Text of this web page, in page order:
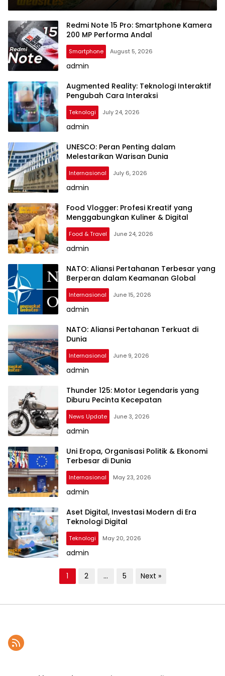
Redmi Note 15 Pro: Smartphone Kamera
200 MP Performa Andal
Smartphone August 5, 2026
admin
Augmented Reality: Teknologi Interaktif
Pengubah Cara Interaksi
Teknologi July 24, 2026
admin
UNESCO: Peran Penting dalam
Melestarikan Warisan Dunia
Internasional July 6, 2026
admin
Food Vlogger: Profesi Kreatif yang
Menggabungkan Kuliner & Digital
Food & Travel June 24, 2026
admin
NATO: Aliansi Pertahanan Terbesar yang
Berperan dalam Keamanan Global
Internasional June 15, 2026
admin
NATO: Aliansi Pertahanan Terkuat di
Dunia
Internasional June 9, 2026
admin
Thunder 125: Motor Legendaris yang
Diburu Pecinta Kecepatan
News Update June 3, 2026
admin
Uni Eropa, Organisasi Politik & Ekonomi
Terbesar di Dunia
Internasional May 23, 2026
admin
Aset Digital, Investasi Modern di Era
Teknologi Digital
Teknologi May 20, 2026
admin
s
s
p
1 2 … 5 Next »